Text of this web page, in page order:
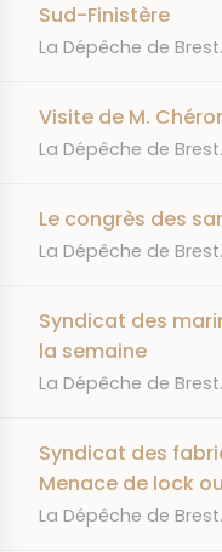
Sud-Finistère
JOURNAL
La Dépêche de
Visite de M.
JOURNAL
La Dépêche de
Le congrès des
JOURNAL
La Dépêche de
Syndicat des
la semaine
JOURNAL
La Dépêche de
Syndicat des
Menace de lock
JOURNAL
La Dépêche de